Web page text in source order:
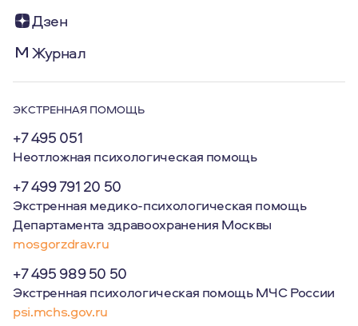
Дзен
Журнал
ЭКСТРЕННАЯ ПОМОЩЬ
+7 495 051
Неотложная психологическая помощь
+7 499 791 20 50
Экстренная медико-психологическая помощь
Департамента здравоохранения Москвы
mosgorzdrav.ru
+7 495 989 50 50
Экстренная психологическая помощь МЧС России
psi.mchs.gov.ru